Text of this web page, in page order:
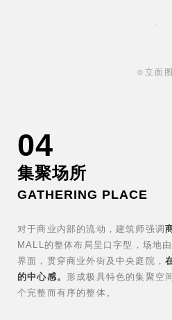
⊙立面图
04
集聚场所
GATHERING PLACE
对于商业内部的流动，建筑师强调
MALL的整体布局呈口字型，场地
界面，贯穿商业外街及中央庭院，
的中心感。 形成极具特色的集聚空
个完整而有序的整体。